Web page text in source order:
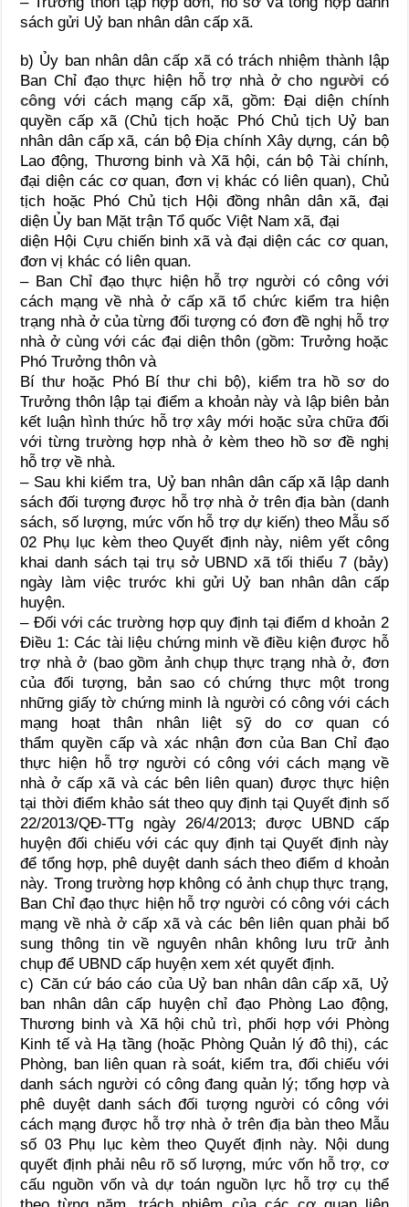
sách gửi Uỷ ban nhân dân cấp xã.
b) Ủy ban nhân dân cấp xã có trách nhiệm thành lập
Ban Chỉ đạo thực hiện hỗ trợ nhà ở cho người có
công với cách mạng cấp xã, gồm: Đại diện chính
quyền cấp xã (Chủ tịch hoặc Phó Chủ tịch Uỷ ban
nhân dân cấp xã, cán bộ Địa chính Xây dựng, cán bộ
Lao động, Thương binh và Xã hội, cán bộ Tài chính,
đại diện các cơ quan, đơn vị khác có liên quan), Chủ
tịch hoặc Phó Chủ tịch Hội đồng nhân dân xã, đại
diện Ủy ban Mặt trận Tổ quốc Việt Nam xã, đại
diện Hội Cựu chiến binh xã và đại diện các cơ quan,
đơn vị khác có liên quan.
– Ban Chỉ đạo thực hiện hỗ trợ người có công với
cách mạng về nhà ở cấp xã tổ chức kiểm tra hiện
trạng nhà ở của từng đối tượng có đơn đề nghị hỗ trợ
nhà ở cùng với các đại diện thôn (gồm: Trưởng hoặc
Phó Trưởng thôn và
Bí thư hoặc Phó Bí thư chi bộ), kiểm tra hồ sơ do
Trưởng thôn lập tại điểm a khoản này và lập biên bản
kết luận hình thức hỗ trợ xây mới hoặc sửa chữa đối
với từng trường hợp nhà ở kèm theo hồ sơ đề nghị
hỗ trợ về nhà.
– Sau khi kiểm tra, Uỷ ban nhân dân cấp xã lập danh
sách đối tượng được hỗ trợ nhà ở trên địa bàn (danh
sách, số lượng, mức vốn hỗ trợ dự kiến) theo Mẫu số
02 Phụ lục kèm theo Quyết định này, niêm yết công
khai danh sách tại trụ sở UBND xã tối thiểu 7 (bảy)
ngày làm việc trước khi gửi Uỷ ban nhân dân cấp
huyện.
– Đối với các trường hợp quy định tại điểm d khoản 2
Điều 1: Các tài liệu chứng minh về điều kiện được hỗ
trợ nhà ở (bao gồm ảnh chụp thực trạng nhà ở, đơn
của đối tượng, bản sao có chứng thực một trong
những giấy tờ chứng minh là người có công với cách
mạng hoạt thân nhân liệt sỹ do cơ quan có
thẩm quyền cấp và xác nhận đơn của Ban Chỉ đạo
thực hiện hỗ trợ người có công với cách mạng về
nhà ở cấp xã và các bên liên quan) được thực hiện
tại thời điểm khảo sát theo quy định tại Quyết định số
22/2013/QĐ-TTg ngày 26/4/2013; được UBND cấp
huyện đối chiếu với các quy định tại Quyết định này
để tổng hợp, phê duyệt danh sách theo điểm d khoản
này. Trong trường hợp không có ảnh chụp thực trạng,
Ban Chỉ đạo thực hiện hỗ trợ người có công với cách
mạng về nhà ở cấp xã và các bên liên quan phải bổ
sung thông tin về nguyên nhân không lưu trữ ảnh
chụp để UBND cấp huyện xem xét quyết định.
c) Căn cứ báo cáo của Uỷ ban nhân dân cấp xã, Uỷ
ban nhân dân cấp huyện chỉ đạo Phòng Lao động,
Thương binh và Xã hội chủ trì, phối hợp với Phòng
Kinh tế và Hạ tầng (hoặc Phòng Quản lý đô thị), các
Phòng, ban liên quan rà soát, kiểm tra, đối chiếu với
danh sách người có công đang quản lý; tổng hợp và
phê duyệt danh sách đối tượng người có công với
cách mạng được hỗ trợ nhà ở trên địa bàn theo Mẫu
số 03 Phụ lục kèm theo Quyết định này. Nội dung
quyết định phải nêu rõ số lượng, mức vốn hỗ trợ, cơ
cấu nguồn vốn và dự toán nguồn lực hỗ trợ cụ thể